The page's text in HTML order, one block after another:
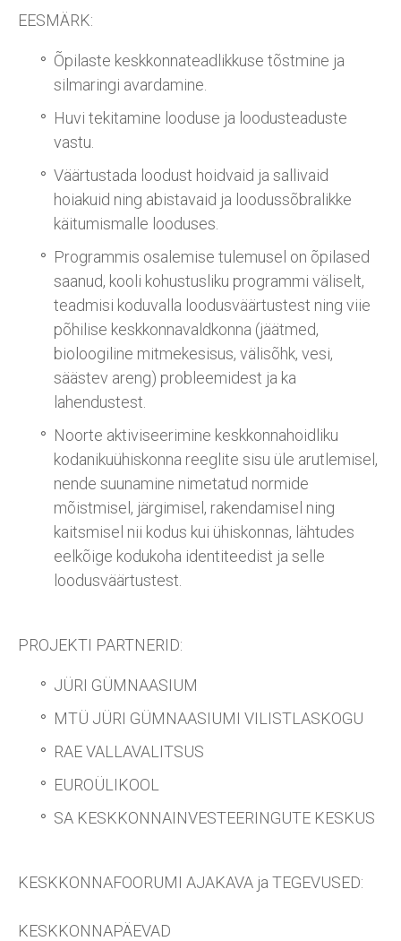
EESMÄRK:
Õpilaste keskkonnateadlikkuse tõstmine ja
silmaringi avardamine.
Huvi tekitamine looduse ja loodusteaduste
vastu.
Väärtustada loodust hoidvaid ja sallivaid
hoiakuid ning abistavaid ja loodussõbralikke
käitumismalle looduses.
Programmis osalemise tulemusel on õpilased
saanud, kooli kohustusliku programmi väliselt,
teadmisi koduvalla loodusväärtustest ning viie
põhilise keskkonnavaldkonna (jäätmed,
bioloogiline mitmekesisus, välisõhk, vesi,
säästev areng) probleemidest ja ka
lahendustest.
Noorte aktiviseerimine keskkonnahoidliku
kodanikuühiskonna reeglite sisu üle arutlemisel,
nende suunamine nimetatud normide
mõistmisel, järgimisel, rakendamisel ning
kaitsmisel nii kodus kui ühiskonnas, lähtudes
eelkõige kodukoha identiteedist ja selle
loodusväärtustest.
PROJEKTI PARTNERID:
JÜRI GÜMNAASIUM
MTÜ JÜRI GÜMNAASIUMI VILISTLASKOGU
RAE VALLAVALITSUS
EUROÜLIKOOL
SA KESKKONNAINVESTEERINGUTE KESKUS
KESKKONNAFOORUMI AJAKAVA ja TEGEVUSED:
KESKKONNAPÄEVAD